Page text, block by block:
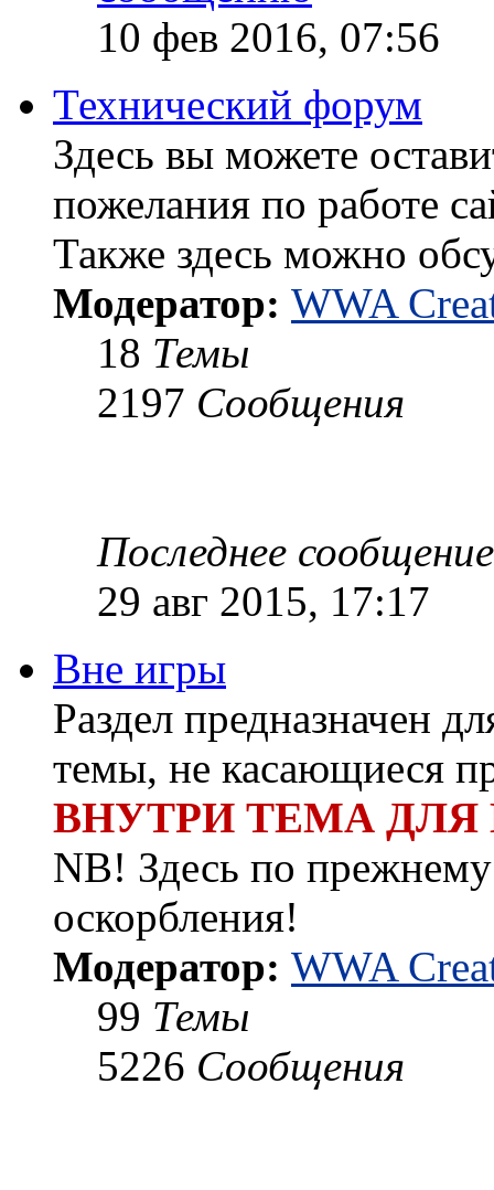
10 фев 2016, 07:56
Технический форум
Здесь вы можете
пожелания по работе
Также здесь можно
Модератор: WWA
18 Темы
2197 Сообщения
Последнее сообщение
29 авг 2015, 17:17
Вне игры
Раздел предназначен
темы, не касающиеся
ВНУТРИ ТЕМА
NB! Здесь по
оскорбления!
Модератор: WWA
99 Темы
5226 Сообщения